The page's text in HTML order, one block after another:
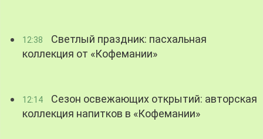
12:38
Светлый праздник: пасхальная
коллекция от «Кофемании»
12:14
Сезон освежающих открытий: авторская
коллекция напитков в «Кофемании»